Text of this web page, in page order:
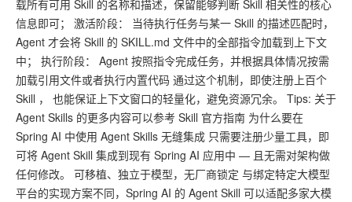
载所有可用 Skill 的名称和描述，保留能够判断 Skill 相关性的核心
信息即可； 激活阶段： 当待执行任务与某一 Skill 的描述匹配时，
Agent 才会将 Skill 的 SKILL.md 文件中的全部指令加载到上下文
中； 执行阶段： Agent 按照指令完成任务，并根据具体情况按需
加载引用文件或者执行内置代码 通过这个机制，即使注册上百个
Skill ， 也能保证上下文窗口的轻量化，避免资源冗余。 Tips: 关于
Agent Skills 的更多内容可以参考 Skill 官方指南 为什么要在
Spring AI 中使用 Agent Skills 无缝集成 只需要注册少量工具，即
可将 Agent Skill 集成到现有 Spring AI 应用中 — 且无需对架构做
任何修改。 可移植、独立于模型，无厂商锁定 与绑定特定大模型
平台的实现方案不同，Spring AI 的 Agent Skill 可以适配多家大模